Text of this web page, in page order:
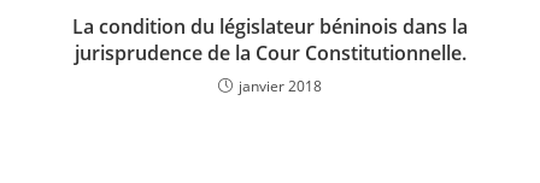
La condition du législateur béninois dans la
jurisprudence de la Cour Constitutionnelle.
janvier 2018